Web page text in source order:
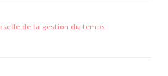
de la gestion du temps